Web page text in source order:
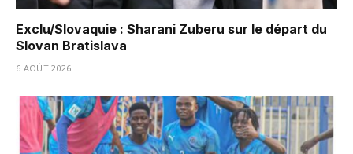
Exclu/Slovaquie : Sharani Zuberu sur le départ du
Slovan Bratislava
6 AOÛT 2026